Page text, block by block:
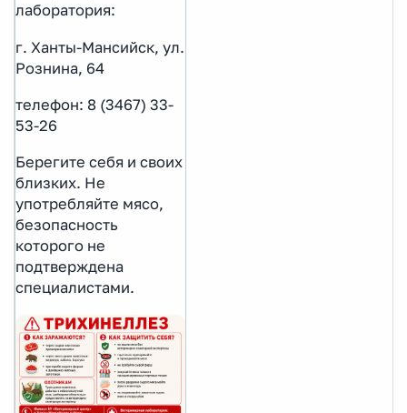
лаборатория:
г. Ханты-Мансийск, ул.
Рознина, 64
телефон: 8 (3467) 33-
53-26
Берегите себя и своих
близких. Не
употребляйте мясо,
безопасность
которого не
подтверждена
специалистами.